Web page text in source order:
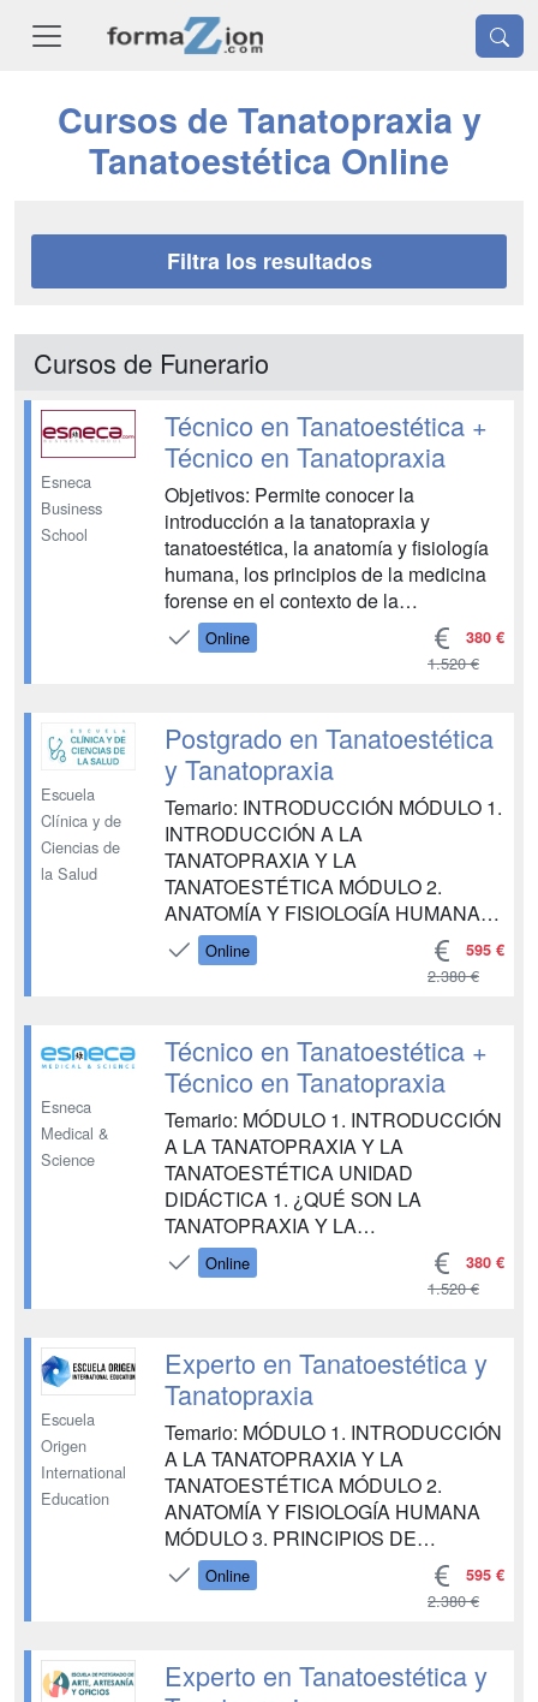
Cursos de Tanatopraxia y
Tanatoestética Online
Filtra los resultados
Cursos de Funerario
Esneca
Business
School
Técnico en Tanatoestética +
Técnico en Tanatopraxia
Objetivos: Permite conocer la
introducción a la tanatopraxia y
tanatoestética, la anatomía y fisiología
humana, los principios de la medicina
forense en el contexto de la
tanatopraxia, junto con los
procedimientos e instrumental, la
exposición del cadáver, así como los
casos especi...
Online 380 €
1.520 €
Escuela
Clínica y de
Ciencias de
la Salud
Postgrado en Tanatoestética
y Tanatopraxia
Temario: INTRODUCCIÓN MÓDULO 1.
INTRODUCCIÓN A LA
TANATOPRAXIA Y LA
TANATOESTÉTICA MÓDULO 2.
ANATOMÍA Y FISIOLOGÍA HUMANA
MÓDULO 3. PRINCIPIOS DE
MEDICINA FORENSE EN
INSTRUMENTAL MÓDULO 5.
PRESENTACIÓN DEL CADÁVER
MÓDULO 6. MAQUILLAJE
FUNERARIO Y MODELAJE
COSMETOLÓGICO MÓDULO 7.
EXPOSICIÓN DEL CADÁVER
MÓDULO 9...
Online 595 €
2.380 €
Esneca
Medical &
Science
Técnico en Tanatoestética +
Técnico en Tanatopraxia
Temario: MÓDULO 1. INTRODUCCIÓN
A LA TANATOPRAXIA Y LA
TANATOESTÉTICA UNIDAD
DIDÁCTICA 1. ¿QUÉ SON LA
TANATOPRAXIA Y LA
TANATOESTÉTICA? UNIDAD
DIDÁCTICA 2. CONCEPTOS
RELIGIONES UNIDAD DIDÁCTICA 4.
PERFIL DEL PROFESIONAL EN
TANATOPRAXIA Y TANATOESTÉTICA
MÓDULO 2. ANATOMÍA Y FISIOLOGÍA
HUMANA UNID...
Online 380 €
1.520 €
Escuela
Origen
International
Education
Experto en Tanatoestética y
Tanatopraxia
Temario: MÓDULO 1. INTRODUCCIÓN
A LA TANATOPRAXIA Y LA
TANATOESTÉTICA MÓDULO 2.
ANATOMÍA Y FISIOLOGÍA HUMANA
MÓDULO 3. PRINCIPIOS DE
MEDICINA FORENSE EN
TANATOPRAXIA MÓDULO 4.
PRESENTACIÓN DEL CADÁVER
Online 595 €
2.380 €
Experto en Tanatoestética y